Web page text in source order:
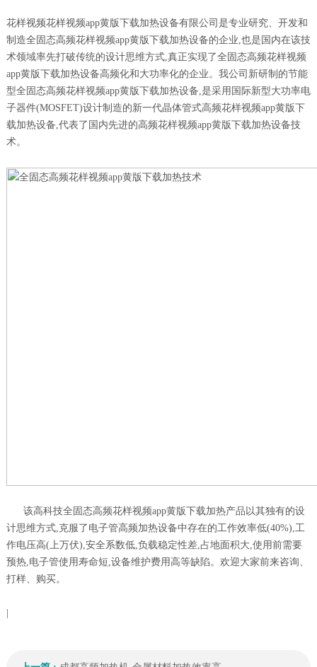
花样视频花样视频app黄版下载加热设备有限公司是专业研究、开发和
制造全固态高频花样视频app黄版下载加热设备的企业,也是国内在该技
术领域率先打破传统的设计思维方式,真正实现了全固态高频花样视频
app黄版下载加热设备高频化和大功率化的企业。我公司新研制的节能
型全固态高频花样视频app黄版下载加热设备,是采用国际新型大功率电
子器件(MOSFET)设计制造的新一代晶体管式高频花样视频app黄版下
载加热设备,代表了国内先进的高频花样视频app黄版下载加热设备技
术。
该高科技全固态高频花样视频app黄版下载加热产品以其独有的设
计思维方式,克服了电子管高频加热设备中存在的工作效率低(40%),工
作电压高(上万伏),安全系数低,负载稳定性差,占地面积大,使用前需要
预热,电子管使用寿命短,设备维护费用高等缺陷。欢迎大家前来咨询、
打样、购买。